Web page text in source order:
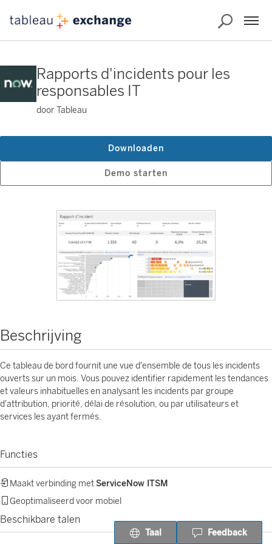
Rapports d'incidents pour les
responsables IT
door Tableau
Demo starten
Downloaden
Beschrijving
Ce tableau de bord fournit une vue d'ensemble de tous les incidents
ouverts sur un mois. Vous pouvez identifier rapidement les tendances
et valeurs inhabituelles en analysant les incidents par groupe
d'attribution, priorité, délai de résolution, ou par utilisateurs et
services les ayant fermés.
Functies
Maakt verbinding metServiceNow ITSM
Geoptimaliseerd voor mobiel
Beschikbare talen
Taal Feedback